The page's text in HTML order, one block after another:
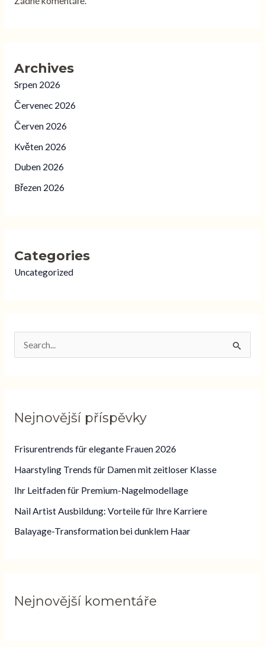
Archives
Srpen 2026
Červenec 2026
Červen 2026
Květen 2026
Duben 2026
Březen 2026
Categories
Uncategorized
e
t
p
r
o
Nejnovější příspěvky
Frisurentrends für elegante Frauen 2026
Haarstyling Trends für Damen mit zeitloser Klasse
Ihr Leitfaden für Premium-Nagelmodellage
Nail Artist Ausbildung: Vorteile für Ihre Karriere
Balayage-Transformation bei dunklem Haar
Nejnovější komentáře